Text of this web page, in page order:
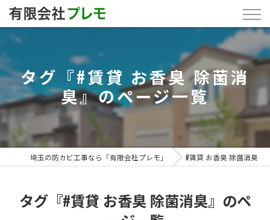
タグ『#賃貸 お香臭 除菌消
臭』のページ一覧
埼玉の防カビ工事なら「有限会社プレモ」 #賃貸 お香臭 除菌消臭
タグ『#賃貸 お香臭 除菌消臭』のペ